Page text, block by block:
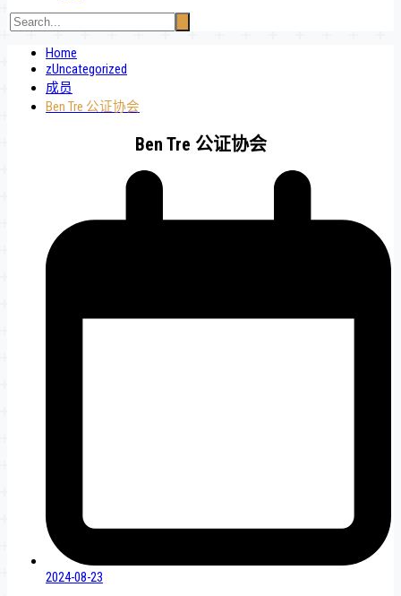
Home
zUncategorized
成员
Ben Tre 公证协会
Ben Tre 公证协会
2024-08-23